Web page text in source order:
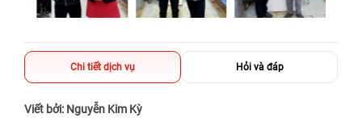
Chi tiết dịch vụ Hỏi và đáp
Viết bởi: Nguyễn Kim Kỳ